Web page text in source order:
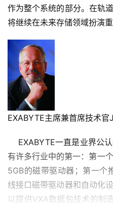
作为整个系统的部分。在轨
将继续在未来存储领域扮演
EXABYTE主席兼首席技术
EXABYTE一直是业界公
有许多行业中的第一：第一
5GB的磁带驱动器；第一个
线接口磁带驱动器和自动化
以提供VXA数据包技术的制